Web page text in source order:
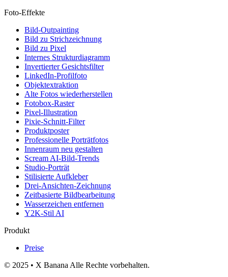
Foto-Effekte
Bild-Outpainting
Bild zu Strichzeichnung
Bild zu Pixel
Internes Strukturdiagramm
Invertierter Gesichtsfilter
LinkedIn-Profilfoto
Objektextraktion
Alte Fotos wiederherstellen
Fotobox-Raster
Pixel-Illustration
Pixie-Schnitt-Filter
Produktposter
Professionelle Porträtfotos
Innenraum neu gestalten
Scream AI-Bild-Trends
Studio-Porträt
Stilisierte Aufkleber
Drei-Ansichten-Zeichnung
Zeitbasierte Bildbearbeitung
Wasserzeichen entfernen
Y2K-Stil AI
Produkt
Preise
© 2025 • X Banana Alle Rechte vorbehalten.